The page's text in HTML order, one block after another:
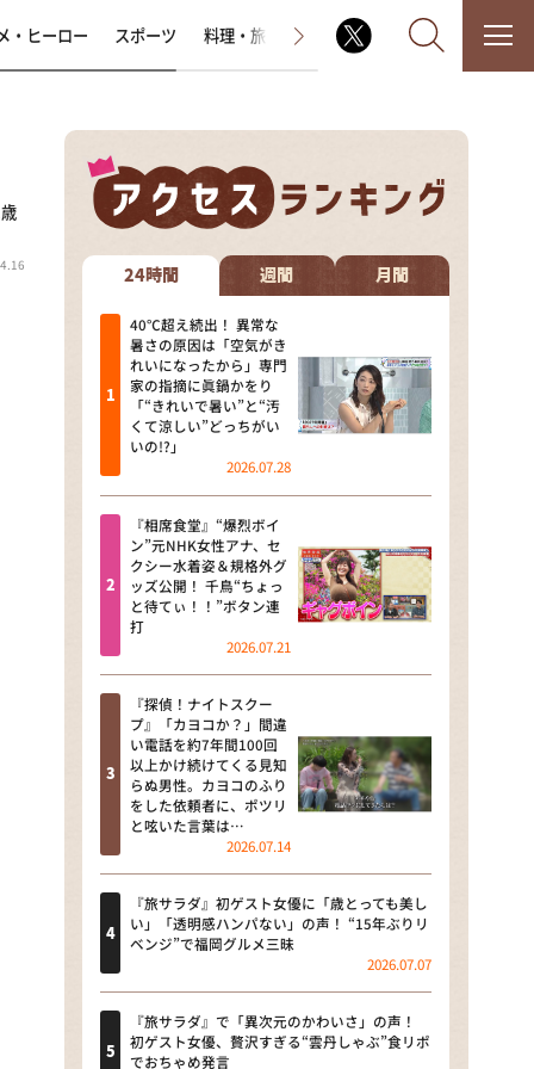
なるみ・岡村の過ぎるTV
相席食堂
これ余談なんですけど・・・
～人生密着トークバラエティ！
～ やすとものいたって真剣です
探偵！ナイトスクープ
news おかえり
河合＆A.B.C-Z塚田×福井アナ
「なんでやねん！？」（news お
かえり）
DAIGOも台所 ～きょうの献立 何
にする？～
本日はダイアンなり！シーズン２
朝だ！生です旅サラダ
教えて！ニュースライブ 正義の
ミカタ
ＬＩＦＥ～夢のカタチ～
新婚さんいらっしゃい！
ザキ山小屋本館
・ヒーロー スポーツ 料理・旅 ラジオ番組 その他
24時間 週間 月間
40℃超え続出！ 異常な
暑さの原因は「空気がき
れいになったから」専門
家の指摘に眞鍋かをり
「“きれいで暑い”と“汚
くて涼しい”どっちがい
いの!?」
2026.07.28
『相席食堂』“爆烈ボイ
ン”元NHK女性アナ、セ
クシー水着姿＆規格外グ
ッズ公開！ 千鳥“ちょっ
と待てぃ！！”ボタン連
打
2026.07.21
『探偵！ナイトスクー
プ』「カヨコか？」間違
い電話を約7年間100回
以上かけ続けてくる見知
らぬ男性。カヨコのふり
をした依頼者に、ポツリ
と呟いた言葉は…
2026.07.14
『旅サラダ』初ゲスト女優に「歳とっても美し
い」「透明感ハンパない」の声！ “15年ぶりリ
ベンジ”で福岡グルメ三昧
2026.07.07
『旅サラダ』で「異次元のかわいさ」の声！
初ゲスト女優、贅沢すぎる“雲丹しゃぶ”食リポ
でおちゃめ発言